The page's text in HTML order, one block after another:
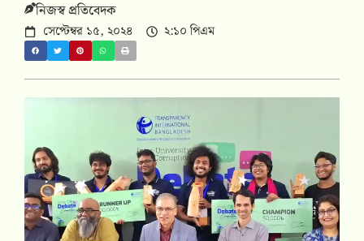
নিজস্ব প্রতিবেদক
সেপ্টেম্বর ১৫, ২০২৪ ২:১০ পিএম